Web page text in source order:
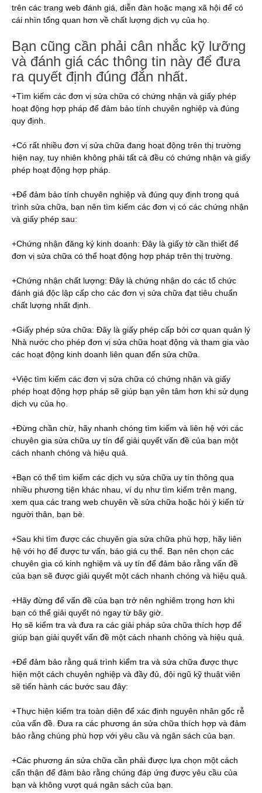
trên các trang web đánh giá, diễn đàn hoặc mạng xã hội để có
cái nhìn tổng quan hơn về chất lượng dịch vụ của họ.
Bạn cũng cần phải cân nhắc kỹ lưỡng
và đánh giá các thông tin này để đưa
ra quyết định đúng đắn nhất.
+Tìm kiếm các đơn vị sửa chữa có chứng nhận và giấy phép
hoạt động hợp pháp để đảm bảo tính chuyên nghiệp và đúng
quy định.
+Có rất nhiều đơn vị sửa chữa đang hoạt động trên thị trường
hiện nay, tuy nhiên không phải tất cả đều có chứng nhận và giấy
phép hoạt động hợp pháp.
+Để đảm bảo tính chuyên nghiệp và đúng quy định trong quá
trình sửa chữa, bạn nên tìm kiếm các đơn vị có các chứng nhận
và giấy phép sau:
+Chứng nhận đăng ký kinh doanh: Đây là giấy tờ cần thiết để
đơn vị sửa chữa có thể hoạt động hợp pháp trên thị trường.
+Chứng nhận chất lượng: Đây là chứng nhận do các tổ chức
đánh giá độc lập cấp cho các đơn vị sửa chữa đạt tiêu chuẩn
chất lượng nhất định.
+Giấy phép sửa chữa: Đây là giấy phép cấp bởi cơ quan quản lý
Nhà nước cho phép đơn vị sửa chữa hoạt động và tham gia vào
các hoạt động kinh doanh liên quan đến sửa chữa.
+Việc tìm kiếm các đơn vị sửa chữa có chứng nhận và giấy
phép hoạt động hợp pháp sẽ giúp bạn yên tâm hơn khi sử dụng
dịch vụ của họ.
+Đừng chần chừ, hãy nhanh chóng tìm kiếm và liên hệ với các
chuyên gia sửa chữa uy tín để giải quyết vấn đề của bạn một
cách nhanh chóng và hiệu quả.
+Bạn có thể tìm kiếm các dịch vụ sửa chữa uy tín thông qua
nhiều phương tiện khác nhau, ví dụ như tìm kiếm trên mạng,
xem qua các trang web chuyên về sửa chữa hoặc hỏi ý kiến từ
người thân, bạn bè.
+Sau khi tìm được các chuyên gia sửa chữa phù hợp, hãy liên
hệ với họ để được tư vấn, báo giá cụ thể. Bạn nên chọn các
chuyên gia có kinh nghiệm và uy tín để đảm bảo rằng vấn đề
của bạn sẽ được giải quyết một cách nhanh chóng và hiệu quả.
+Hãy đừng để vấn đề của bạn trở nên nghiêm trọng hơn khi
bạn có thể giải quyết nó ngay từ bây giờ.
Họ sẽ kiểm tra và đưa ra các giải pháp sửa chữa thích hợp để
giúp bạn giải quyết vấn đề một cách nhanh chóng và hiệu quả.
+Để đảm bảo rằng quá trình kiểm tra và sửa chữa được thực
hiện một cách chuyên nghiệp và đầy đủ, đội ngũ kỹ thuật viên
sẽ tiến hành các bước sau đây:
+Thực hiện kiểm tra toàn diện để xác định nguyên nhân gốc rễ
của vấn đề. Đưa ra các phương án sửa chữa thích hợp và đảm
bảo rằng chúng phù hợp với yêu cầu và ngân sách của bạn.
+Các phương án sửa chữa cần phải được lựa chọn một cách
cẩn thận để đảm bảo rằng chúng đáp ứng được yêu cầu của
bạn và không vượt quá ngân sách của bạn.